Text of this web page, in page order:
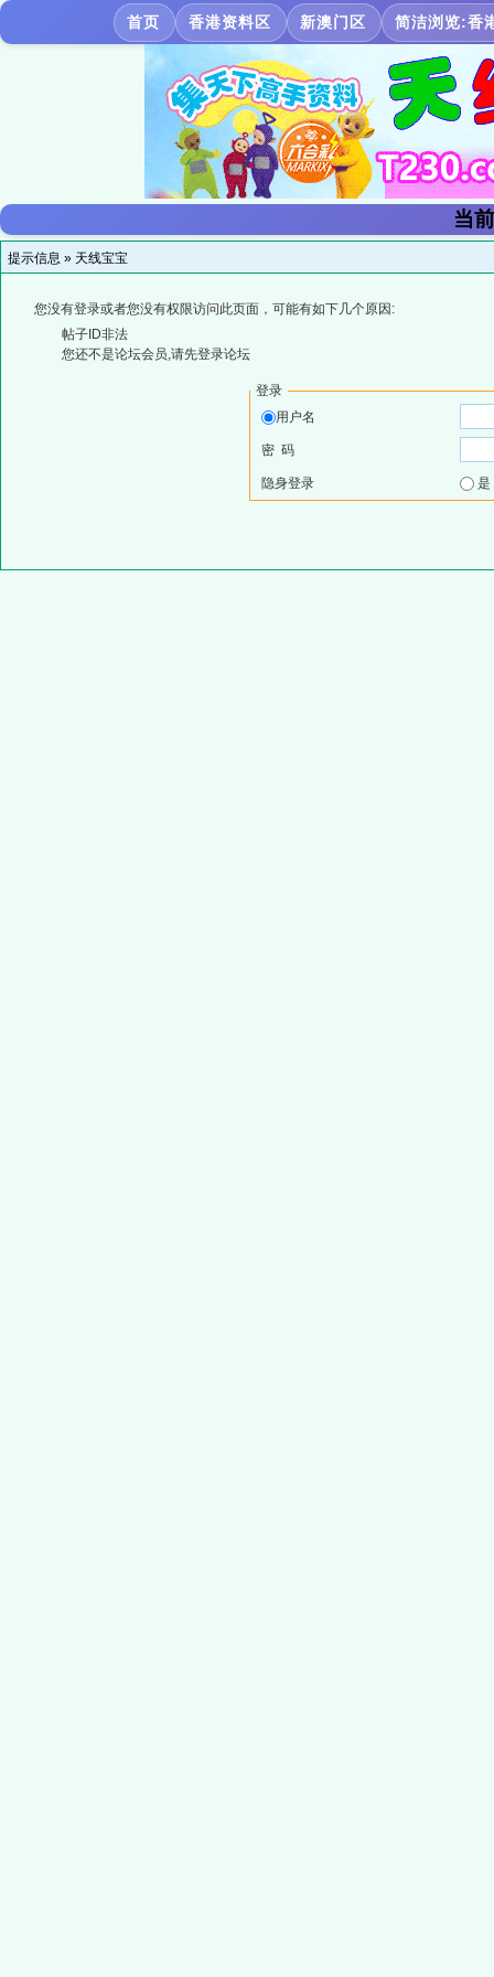
首页 香港资料区 新澳门区 简洁浏览:香
当
提示信息 » 天线宝宝
您没有登录或者您没有权限访问此页面，可能有如下几个原因:
帖子ID非法
您还不是论坛会员,请先登录论坛
登录
用户名
密 码
隐身登录